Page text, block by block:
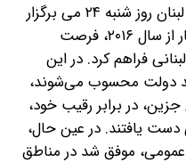
دور نهایی انتخابات شهرداری‌های لبنان روز شنبه ۲۴ می‌ برگزار
شد، انتخاباتی که برای نخستین بار از سال ۲۰۱۶، فرصت
فراهم کرد. در این
دولت محسوب می‌شوند،
در برابر رقیب خود،
دست یافتند. در عین حال،
موفق شد در مناطق